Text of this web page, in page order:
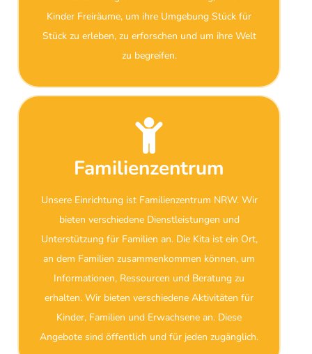
Kinder Freiräume, um ihre Umgebung Stück für
Stück zu erleben, zu erforschen und um ihre Welt
zu begreifen.
Familienzentrum
Unsere Einrichtung ist Familienzentrum NRW. Wir
bieten verschiedene Dienstleistungen und
Unterstützung für Familien an. Die Kita ist ein Ort,
an dem Familien zusammenkommen können, um
Informationen, Ressourcen und Beratung zu
erhalten. Wir bieten verschiedene Aktivitäten für
Kinder, Familien und Erwachsene an. Diese
Angebote sind öffentlich und für jeden zugänglich.